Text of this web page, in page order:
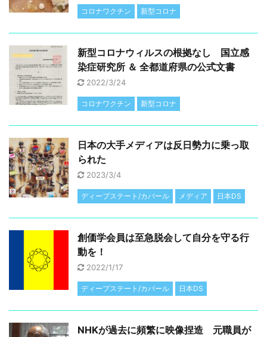
コロナワクチン 新型コロナ
新型コロナウィルスの根拠なし 国立感
染症研究所 ＆ 全都道府県の公式文書
2022/3/24
コロナワクチン 新型コロナ
日本の大手メディアは反日勢力に乗っ取
られた
2023/3/4
ディープステート/カバール メディア 日本DS
創価学会員は至急脱会して自分を守る行
動を！
2022/1/17
ディープステート/カバール 日本DS
NHKが過去に頻繁に映像捏造 元職員が